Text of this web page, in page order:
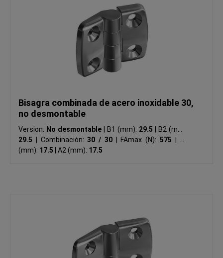
Bisagra combinada de acero inoxidable 30,
no desmontable
Version: No desmontable B1 (mm): 29.5
B2 (mm):
29.5
Combinación:30 / 30 FAmax (N): 575
(mm): 17.5 A2 (mm): 17.5